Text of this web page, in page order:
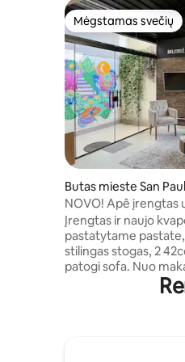
Mėgstamas svečių
Mėgstamas svečių
Butas mieste San
NOVO! Apê įrengtas
Paulista
Įrengtas ir naujo
pastatytame
stilingas stogas, 2
patogi sofa. Nuo
galite gaminti viską,
karšto oro